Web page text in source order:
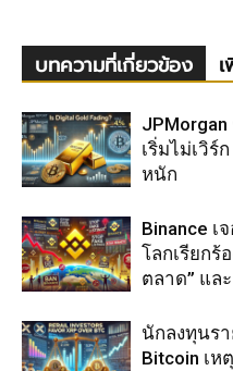
บทความที่เกี่ยวข้อง
เริ่มไม่เวิร์
หนัก
Binance เ
โลกเรียกร้
ตลาด” แล
นักลงทุนร
Bitcoin เห